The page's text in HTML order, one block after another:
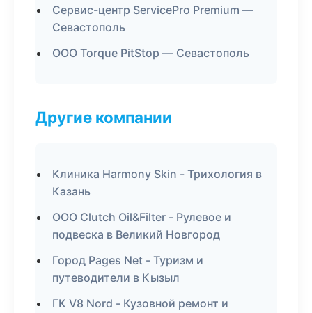
Сервис-центр ServicePro Premium —
Севастополь
ООО Torque PitStop — Севастополь
Другие компании
Клиника Harmony Skin - Трихология в
Казань
ООО Clutch Oil&Filter - Рулевое и
подвеска в Великий Новгород
Город Pages Net - Туризм и
путеводители в Кызыл
ГК V8 Nord - Кузовной ремонт и